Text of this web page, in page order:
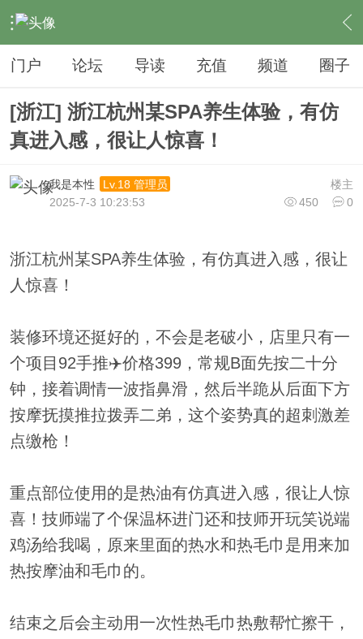
› 夜生活 › SPA › 内容
门户 论坛 导读 充值 频道 圈子
[浙江] 浙江杭州某SPA养生体验，有仿
真进入感，很让人惊喜！
楼主
我是本性
Lv.18 管理员
450
0
2025-7-3 10:23:53
浙江杭州某SPA养生体验，有仿真进入感，很让
人惊喜！
装修环境还挺好的，不会是老破小，店里只有一
个项目92手推✈️价格399，常规B面先按二十分
钟，接着调情一波指鼻滑，然后半跪从后面下方
按摩抚摸推拉拨弄二弟，这个姿势真的超刺激差
点缴枪！
重点部位使用的是热油有仿真进入感，很让人惊
喜！技师端了个保温杯进门还和技师开玩笑说端
鸡汤给我喝，原来里面的热水和热毛巾是用来加
热按摩油和毛巾的。
结束之后会主动用一次性热毛巾热敷帮忙擦干，